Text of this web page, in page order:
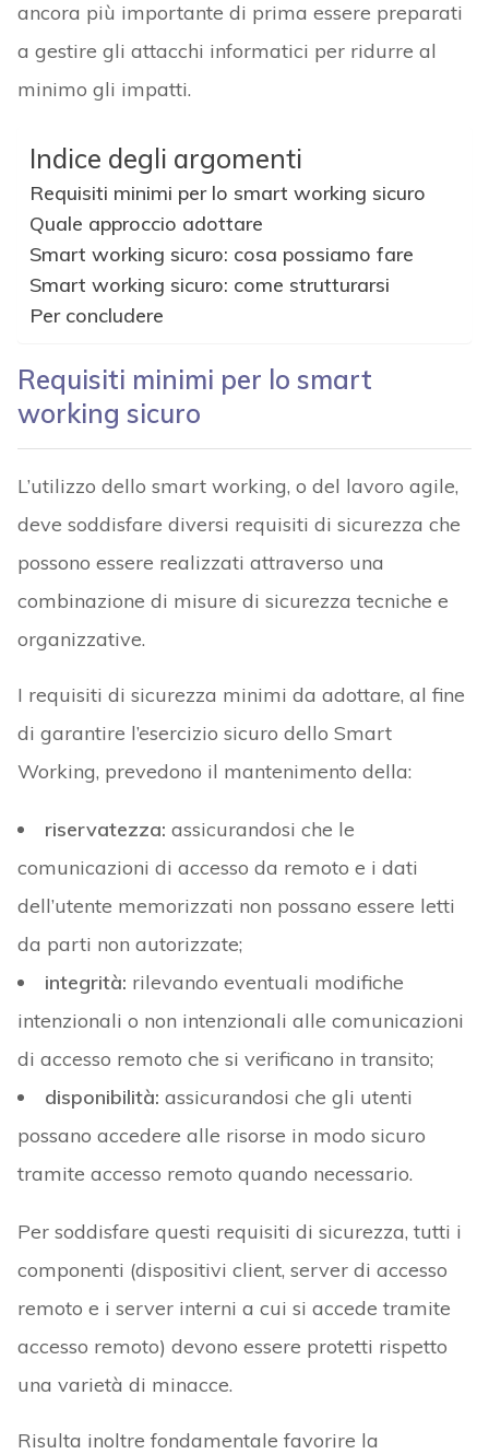
ancora più importante di prima essere preparati
a gestire gli attacchi informatici per ridurre al
minimo gli impatti.
Indice degli argomenti
Requisiti minimi per lo smart working sicuro
Quale approccio adottare
Smart working sicuro: cosa possiamo fare
Smart working sicuro: come strutturarsi
Per concludere
Requisiti minimi per lo smart
working sicuro
L’utilizzo dello smart working, o del lavoro agile,
deve soddisfare diversi requisiti di sicurezza che
possono essere realizzati attraverso una
combinazione di misure di sicurezza tecniche e
organizzative.
I requisiti di sicurezza minimi da adottare, al fine
di garantire l’esercizio sicuro dello Smart
Working, prevedono il mantenimento della:
riservatezza: assicurandosi che le
comunicazioni di accesso da remoto e i dati
dell’utente memorizzati non possano essere letti
da parti non autorizzate;
integrità: rilevando eventuali modifiche
intenzionali o non intenzionali alle comunicazioni
di accesso remoto che si verificano in transito;
disponibilità: assicurandosi che gli utenti
possano accedere alle risorse in modo sicuro
tramite accesso remoto quando necessario.
Per soddisfare questi requisiti di sicurezza, tutti i
componenti (dispositivi client, server di accesso
remoto e i server interni a cui si accede tramite
accesso remoto) devono essere protetti rispetto
una varietà di minacce.
Risulta inoltre fondamentale favorire la